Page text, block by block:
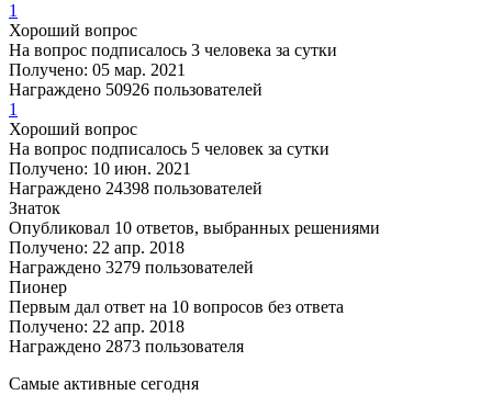
1
Хороший вопрос
На вопрос подписалось 3 человека за сутки
Получено: 05 мар. 2021
Награждено 50926 пользователей
1
Хороший вопрос
На вопрос подписалось 5 человек за сутки
Получено: 10 июн. 2021
Награждено 24398 пользователей
Знаток
Опубликовал 10 ответов, выбранных решениями
Получено: 22 апр. 2018
Награждено 3279 пользователей
Пионер
Первым дал ответ на 10 вопросов без ответа
Получено: 22 апр. 2018
Награждено 2873 пользователя
Самые активные сегодня